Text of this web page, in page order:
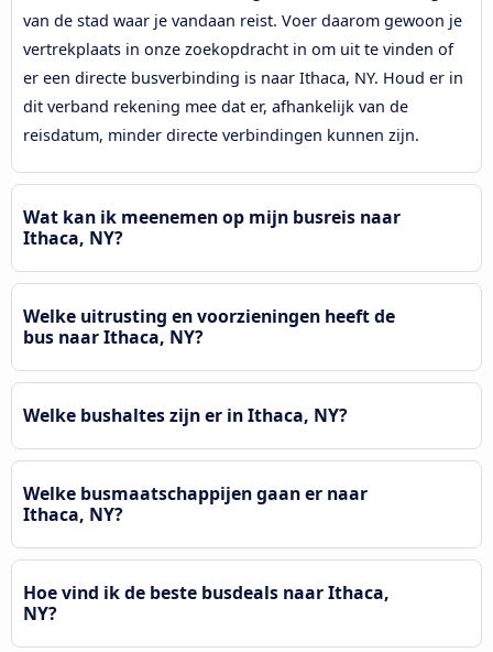
van de stad waar je vandaan reist. Voer daarom gewoon je
vertrekplaats in onze zoekopdracht in om uit te vinden of
er een directe busverbinding is naar Ithaca, NY. Houd er in
dit verband rekening mee dat er, afhankelijk van de
reisdatum, minder directe verbindingen kunnen zijn.
Wat kan ik meenemen op mijn busreis naar
Ithaca, NY?
Welke uitrusting en voorzieningen heeft de
bus naar Ithaca, NY?
Welke bushaltes zijn er in Ithaca, NY?
Welke busmaatschappijen gaan er naar
Ithaca, NY?
Hoe vind ik de beste busdeals naar Ithaca,
NY?